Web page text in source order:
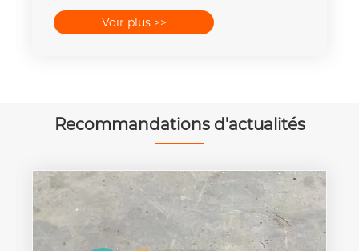
400mm2 de 25T-300T
Voir plus >>
Recommandations d'actualités